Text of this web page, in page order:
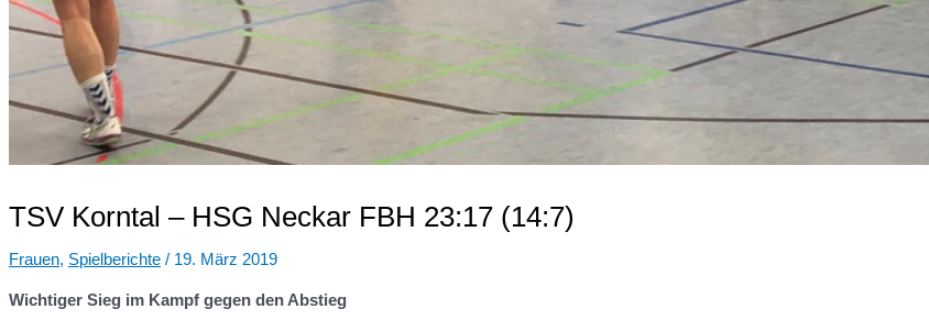
TSV Korntal – HSG Neckar FBH 23:17 (14:7)
Frauen, Spielberichte / 19. März 2019
Wichtiger Sieg im Kampf gegen den Abstieg